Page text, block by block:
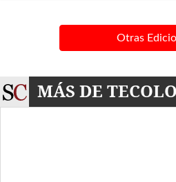
Otras
MÁS DE